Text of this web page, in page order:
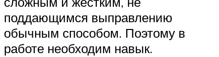
поддающимся выправлению
обычным способом. Поэтому в
работе необходим навык.